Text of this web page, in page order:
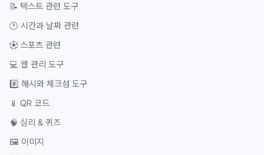
📝 텍스트 관련 도구
🕐 시간과 날짜 관련
⚽ 스포츠 관련
💻 웹 관리 도구
#️⃣ 해시와 체크섬 도구
📱 QR 코드
🧠 심리 & 퀴즈
🖼️ 이미지